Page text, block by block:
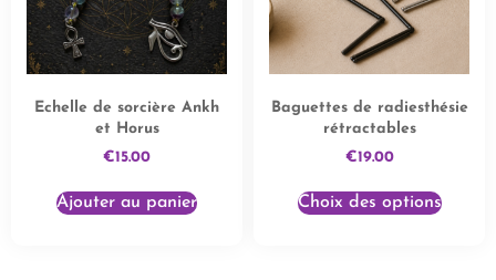
Echelle de sorcière Ankh
et Horus
€15.00
Ajouter au panier
Baguettes de radiesthésie
rétractables
€19.00
Choix des options